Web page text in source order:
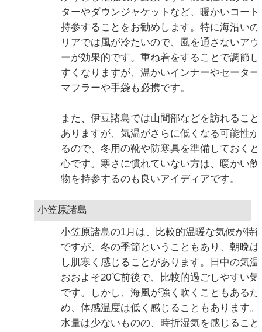
ターやダウンジャケットなど、暖かいコート
持参することをお勧めします。特に海沿いの
リアでは風が冷たいので、風を通さないアウ
ーが効果的です。重ね着をすることで調節し
すくなりますが、温かいインナーやセーター
マフラーや手袋も必携です。
また、伊豆諸島では山間部などを訪れること
ありますが、気温がさらに低くなる可能性が
るので、冬用の靴や防寒具を準備しておくと
心です。寒さに慣れていない方は、暖かい飲
物を持参するのも良いアイディアです。
小笠原諸島
小笠原諸島の1月は、比較的温暖な気候が特
ですが、冬の季節ということもあり、朝晩は
し肌寒く感じることがあります。日中の気温
おおよそ20℃前後で、比較的過ごしやすい気
です。しかし、海風が強く吹くこともあるた
め、体感温度は低く感じることもあります。
水量は少ないものの、時折湿気を感じること